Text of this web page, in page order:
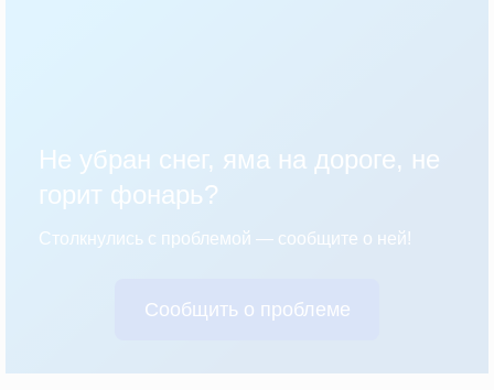
Не убран снег, яма на дороге, не
горит фонарь?
Столкнулись с проблемой — сообщите о ней!
Сообщить о проблеме